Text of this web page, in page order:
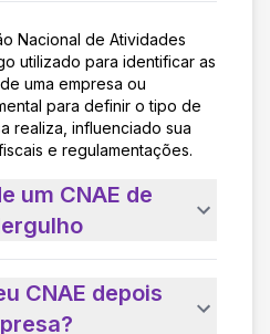
Nacional de Atividades
utilizado para identificar as
uma empresa ou
para definir o tipo de
realiza, influenciado sua
e regulamentações.
um CNAE de
CNAE depois